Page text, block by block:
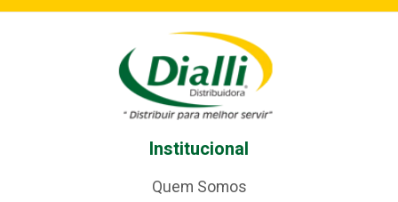
Institucional
Quem Somos